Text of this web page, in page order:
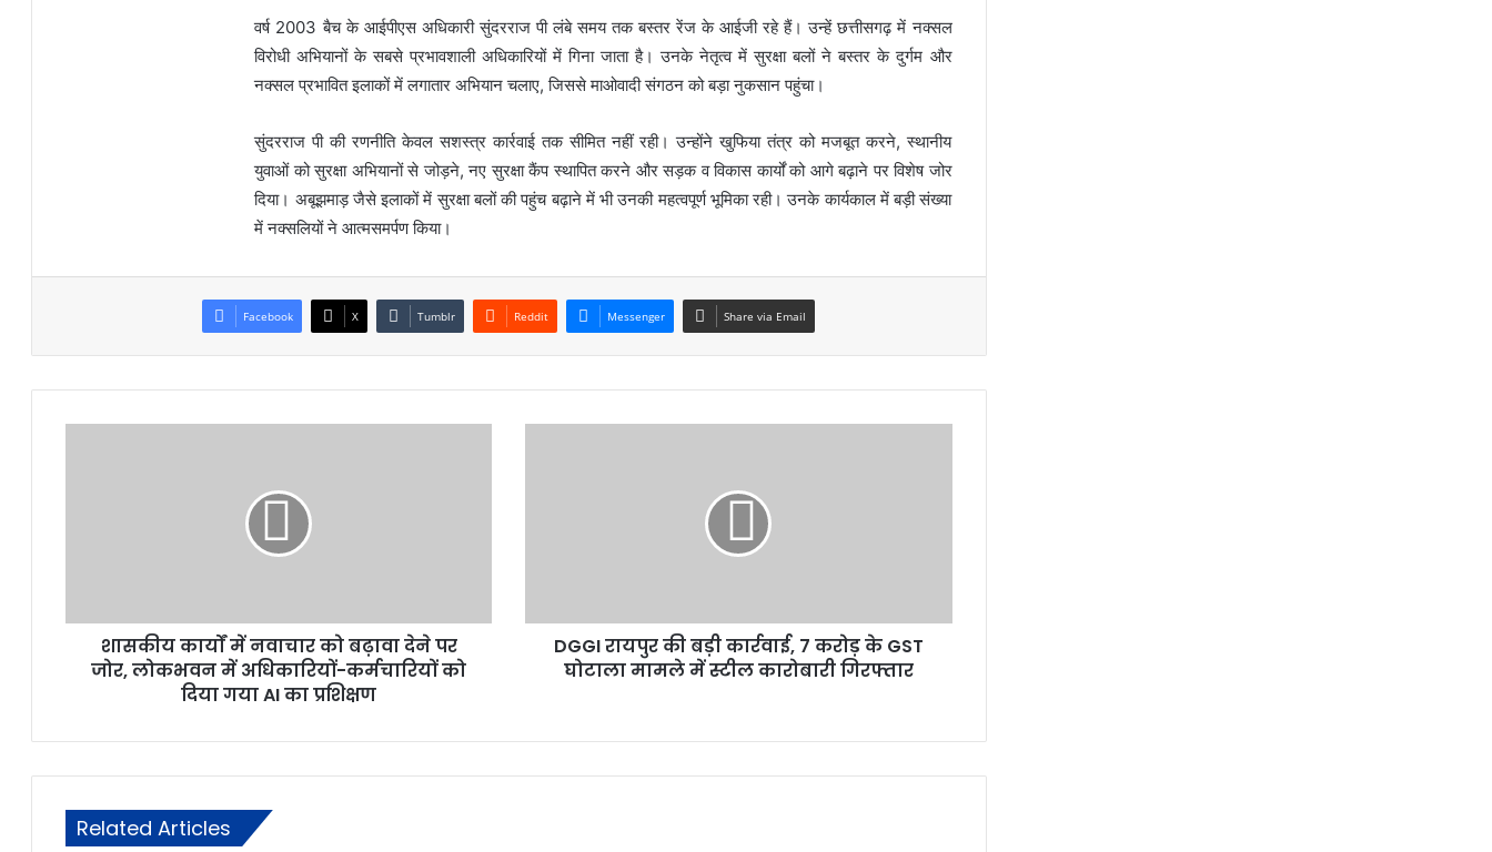
वर्ष 2003 बैच के आईपीएस अधिकारी सुंदरराज पी लंबे समय तक बस्तर रेंज के आईजी रहे हैं। उन्हें छत्तीसगढ़ में नक्सल
विरोधी अभियानों के सबसे प्रभावशाली अधिकारियों में गिना जाता है। उनके नेतृत्व में सुरक्षा बलों ने बस्तर के दुर्गम और
नक्सल प्रभावित इलाकों में लगातार अभियान चलाए, जिससे माओवादी संगठन को बड़ा नुकसान पहुंचा।
सुंदरराज पी की रणनीति केवल सशस्त्र कार्रवाई तक सीमित नहीं रही। उन्होंने खुफिया तंत्र को मजबूत करने, स्थानीय
युवाओं को सुरक्षा अभियानों से जोड़ने, नए सुरक्षा कैंप स्थापित करने और सड़क व विकास कार्यों को आगे बढ़ाने पर विशेष जोर
दिया। अबूझमाड़ जैसे इलाकों में सुरक्षा बलों की पहुंच बढ़ाने में भी उनकी महत्वपूर्ण भूमिका रही। उनके कार्यकाल में बड़ी संख्या
में नक्सलियों ने आत्मसमर्पण किया।
Facebook X Tumblr Reddit Messenger Share via Email
शासकीय कार्यों में नवाचार को बढ़ावा देने पर
जोर, लोकभवन में अधिकारियों-कर्मचारियों को
दिया गया AI का प्रशिक्षण
DGGI रायपुर की बड़ी कार्रवाई, 7 करोड़ के GST
घोटाला मामले में स्टील कारोबारी गिरफ्तार
Related Articles